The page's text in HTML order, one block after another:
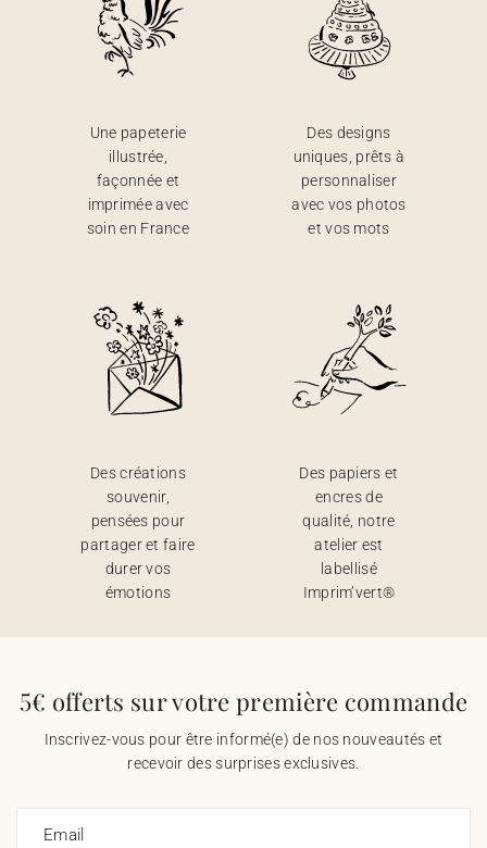
Une papeterie
illustrée,
façonnée et
imprimée avec
soin en France
Des designs
uniques, prêts à
personnaliser
avec vos photos
et vos mots
Des créations
souvenir,
pensées pour
partager et faire
durer vos
émotions
Des papiers et
encres de
qualité, notre
atelier est
labellisé
Imprim’vert®
5€ offerts sur votre première commande
Inscrivez-vous pour être informé(e) de nos nouveautés et
recevoir des surprises exclusives.
Email